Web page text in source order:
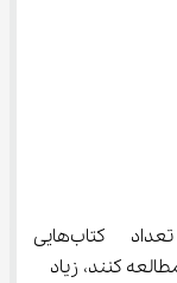
همانطور که مشاهده می‌کنید، تعداد
کنند، زیاد